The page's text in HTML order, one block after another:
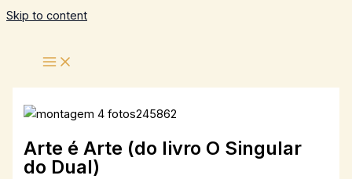
Skip to content
Arte é Arte (do livro O Singular
do Dual)